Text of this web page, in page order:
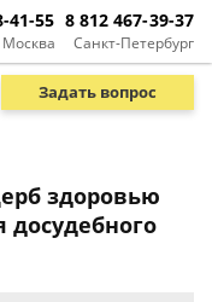
Москва
41-55
Санкт-Петербург
8 812 467-39-37
Задать вопрос
здоровью